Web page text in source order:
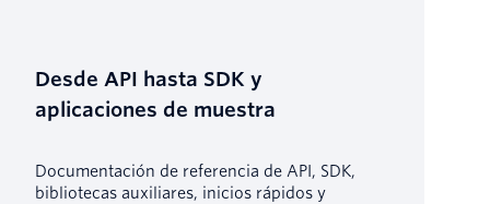
Desde API hasta SDK y
aplicaciones de muestra
Documentación de referencia de API, SDK,
bibliotecas auxiliares, inicios rápidos y